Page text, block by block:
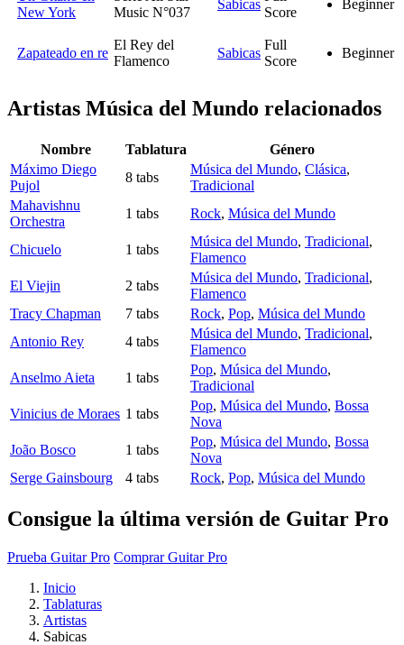
New York
Music N°037
Sabicas
Score
Beginner
Zapateado en re
El Rey del
Flamenco
Sabicas
Full
Score
Beginner
Artistas Música del Mundo relacionados
Nombre Tablatura
Género
Máximo Diego
Pujol
8 tabs
Música del Mundo, Clásica,
Tradicional
Mahavishnu
Orchestra
1 tabs Rock, Música del Mundo
Chicuelo 1 tabs
Música del Mundo, Tradicional,
Flamenco
El Viejin
2 tabs
Música del Mundo, Tradicional,
Flamenco
Tracy Chapman
7 tabs Rock, Pop, Música del Mundo
Antonio Rey
4 tabs
Música del Mundo, Tradicional,
Flamenco
Anselmo Aieta
1 tabs
Pop, Música del Mundo,
Tradicional
Vinicius de Moraes 1 tabs
Pop, Música del Mundo, Bossa
Nova
João Bosco
1 tabs
Pop, Música del Mundo, Bossa
Nova
Serge Gainsbourg
4 tabs Rock, Pop, Música del Mundo
Consigue la última versión de Guitar Pro
Prueba Guitar Pro Comprar Guitar Pro
Inicio
Tablaturas
Artistas
Sabicas